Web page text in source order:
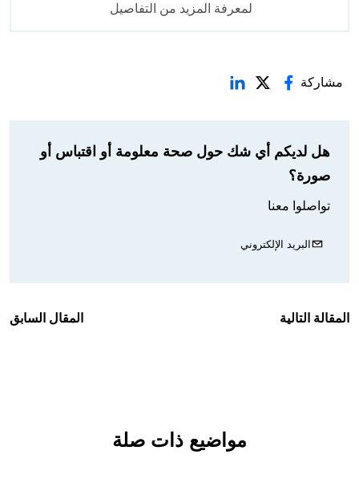
لمعرفة المزيد من التفاصيل
مشاركة
هل لديكم أي شك حول صحة معلومة أو اقتباس أو
صورة؟
تواصلوا معنا
البريد الإلكتروني
المقالة التالية المقال السابق
مواضيع ذات صلة